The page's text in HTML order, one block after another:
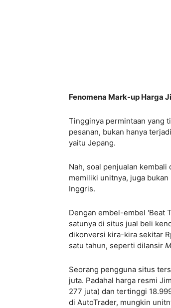
Fenomena Mark-up Harga
Tingginya permintaan yang
pesanan, bukan hanya
yaitu Jepang.
Nah, soal penjualan kembali
memiliki unitnya, juga
Inggris.
Dengan embel-embel 'Beat
satunya di situs jual beli
dikonversi kira-kira sekitar
satu tahun, seperti dilansir
Seorang pengguna situs
juta. Padahal harga resmi
277 juta) dan tertinggi
di AutoTrader, mungkin